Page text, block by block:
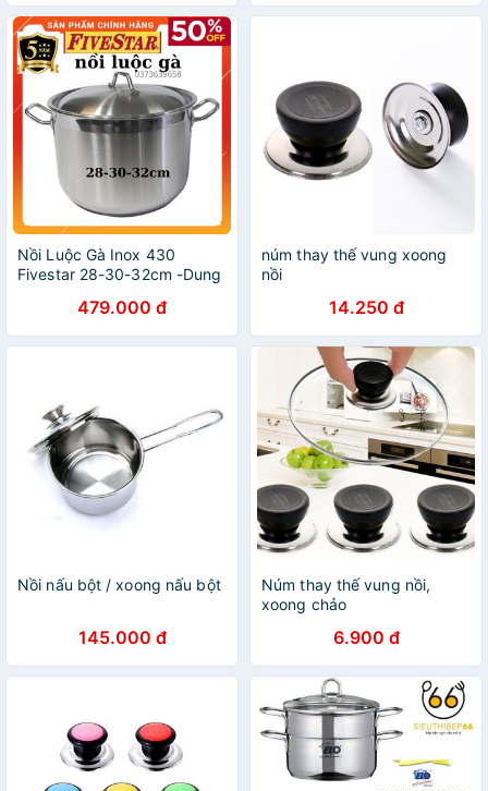
Nồi Luộc Gà Inox 430
Fivestar 28-30-32cm -Dung
xoong nồi Tân Hợp Thành
,giá rẻ,Bảo Hành 5 Năm
479.000 đ
núm thay thế vung xoong
nồi
14.250 đ
Nồi nấu bột / xoong nấu bột
145.000 đ
Núm thay thế vung nồi,
xoong chảo
6.900 đ